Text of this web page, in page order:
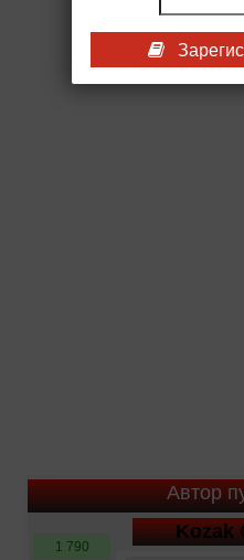
Автор
Kozak
1 790